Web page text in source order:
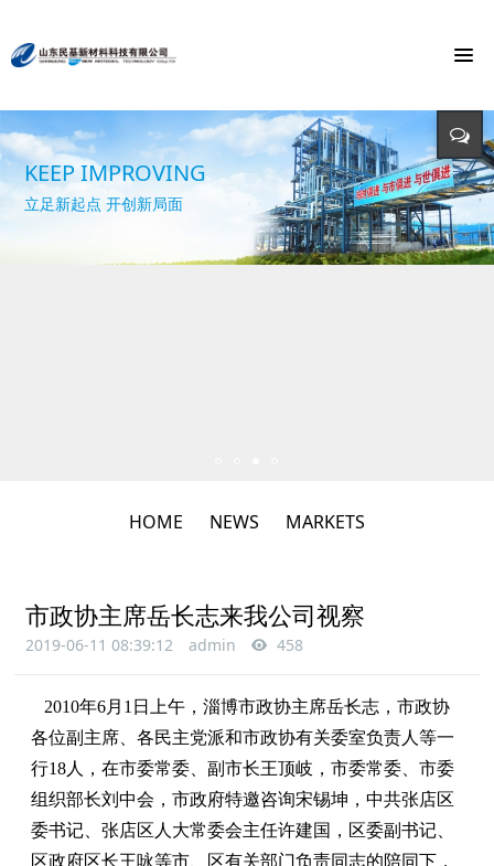
To build the world's first brand of
Monochloroacetic Acid
To build the world's green base for fine chemicals and
create the first brand of Monochloroacetic acid in the
international market.
Keep pace with the times,markets and
KEEP IMPROVING
立足新起点 开创新局面
Energy saving, environmental protection,
defending energy
Input - output - comprehensive utilization of resources
HOME NEWS MARKETS
市政协主席岳长志来我公司视察
2019-06-11 08:39:12 admin 458
2010年6月1日上午，淄博市政协主席岳长志，市政协
各位副主席、各民主党派和市政协有关委室负责人等一
行18人，在市委常委、副市长王顶岐，市委常委、市委
组织部长刘中会，市政府特邀咨询宋锡坤，中共张店区
委书记、张店区人大常委会主任许建国，区委副书记、
区政府区长王咏等市、区有关部门负责同志的陪同下，